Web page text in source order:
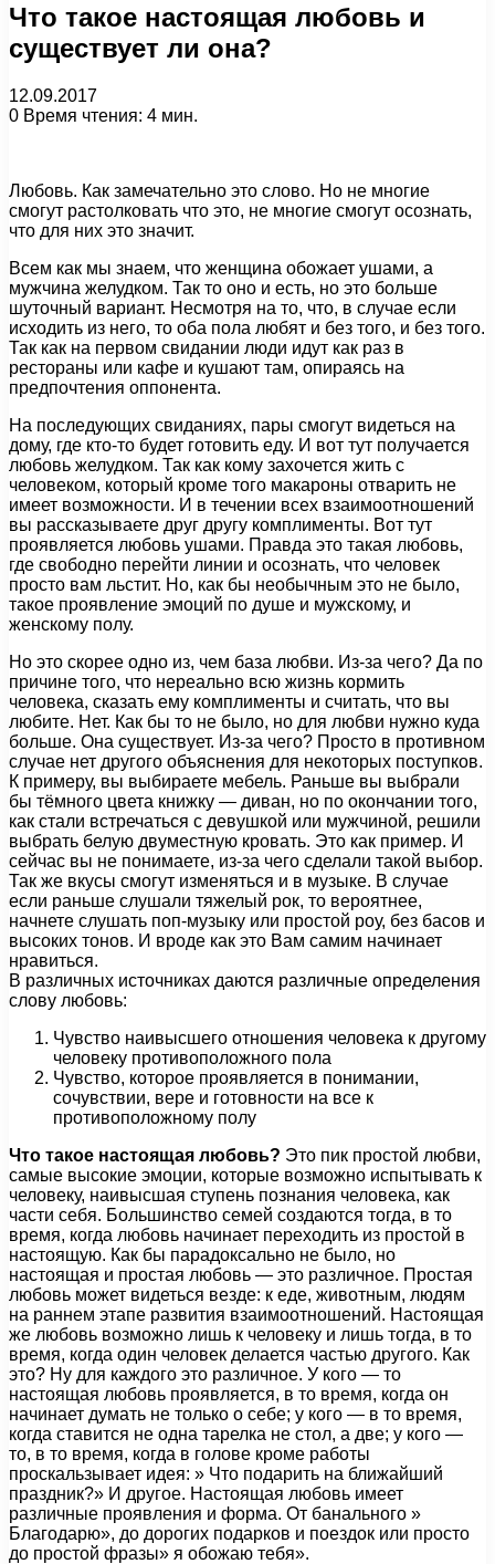
Что такое настоящая любовь и
существует ли она?
12.09.2017
0 Время чтения: 4 мин.
Любовь. Как замечательно это слово. Но не многие
смогут растолковать что это, не многие смогут осознать,
что для них это значит.
Всем как мы знаем, что женщина обожает ушами, а
мужчина желудком. Так то оно и есть, но это больше
шуточный вариант. Несмотря на то, что, в случае если
исходить из него, то оба пола любят и без того, и без того.
Так как на первом свидании люди идут как раз в
рестораны или кафе и кушают там, опираясь на
предпочтения оппонента.
На последующих свиданиях, пары смогут видеться на
дому, где кто-то будет готовить еду. И вот тут получается
любовь желудком. Так как кому захочется жить с
человеком, который кроме того макароны отварить не
имеет возможности. И в течении всех взаимоотношений
вы рассказываете друг другу комплименты. Вот тут
проявляется любовь ушами. Правда это такая любовь,
где свободно перейти линии и осознать, что человек
просто вам льстит. Но, как бы необычным это не было,
такое проявление эмоций по душе и мужскому, и
женскому полу.
Но это скорее одно из, чем база любви. Из-за чего? Да по
причине того, что нереально всю жизнь кормить
человека, сказать ему комплименты и считать, что вы
любите. Нет. Как бы то не было, но для любви нужно куда
больше. Она существует. Из-за чего? Просто в противном
случае нет другого объяснения для некоторых поступков.
К примеру, вы выбираете мебель. Раньше вы выбрали
бы тёмного цвета книжку — диван, но по окончании того,
как стали встречаться с девушкой или мужчиной, решили
выбрать белую двуместную кровать. Это как пример. И
сейчас вы не понимаете, из-за чего сделали такой выбор.
Так же вкусы смогут изменяться и в музыке. В случае
если раньше слушали тяжелый рок, то вероятнее,
начнете слушать поп-музыку или простой роу, без басов и
высоких тонов. И вроде как это Вам самим начинает
нравиться.
В различных источниках даются различные определения
слову любовь:
Чувство наивысшего отношения человека к другому
человеку противоположного пола
Чувство, которое проявляется в понимании,
сочувствии, вере и готовности на все к
противоположному полу
Что такое настоящая любовь? Это пик простой любви,
самые высокие эмоции, которые возможно испытывать к
человеку, наивысшая ступень познания человека, как
части себя. Большинство семей создаются тогда, в то
время, когда любовь начинает переходить из простой в
настоящую. Как бы парадоксально не было, но
настоящая и простая любовь — это различное. Простая
любовь может видеться везде: к еде, животным, людям
на раннем этапе развития взаимоотношений. Настоящая
же любовь возможно лишь к человеку и лишь тогда, в то
время, когда один человек делается частью другого. Как
это? Ну для каждого это различное. У кого — то
настоящая любовь проявляется, в то время, когда он
начинает думать не только о себе; у кого — в то время,
когда ставится не одна тарелка не стол, а две; у кого —
то, в то время, когда в голове кроме работы
проскальзывает идея: » Что подарить на ближайший
праздник?» И другое. Настоящая любовь имеет
различные проявления и форма. От банального »
Благодарю», до дорогих подарков и поездок или просто
до простой фразы» я обожаю тебя».